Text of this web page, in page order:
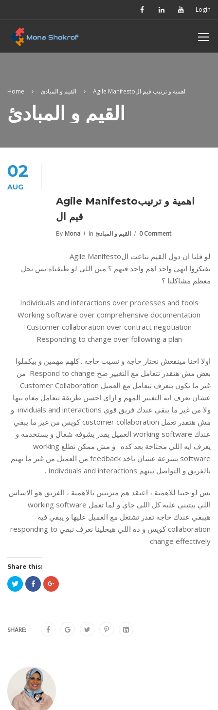
Login
Home القيم و المبادئ Agile Manifestoاهمية و ترتيب قيم ال
القيم و المبادئ
02
AUG
Agile Manifestoاهمية و ترتيب
قيم ال
By Mona In القيم و المبادئ 0 Comment
لو قلنا ان دول القيم بتاعت الAgile Manifesto
تفتكروا انهي واحد اهم واحد فيهم ؟ مين اللي لو طبقناه بس نحل
معظم مشاكلنا ؟
Individuals and interactions over processes and tools
Working software over comprehensive documentation
Customer collaboration over contract negotiation
Responding to change over following a plan
اولا احنا مينفعش نختار حاجة و نسيب حاجة ..كلهم مهمين و بيكملوا
بعض
مش هتقدر تتعامل مع التغيير صح Respond to change من
غير ما تكون بتعرف تتعامل مع العميل Customer Collaboration
عشان تعرف ايه التغيير المهم و ازاي احسن طريقة تتعامل معاه بيها
ولا من غير ما يبقي عندك فريق قوي inviduals and interactions
و
مش هتقدر تعمل customer collaboration كويس من غير ما يبقي
عندك working software العميل يقدر يشوفه شغال و يستخدمه و
يعرف ايه اللي محتاجة بعد كده . و مش ممكن تطلع working
software بسرعة عشان تاخد feedback من العميل من غير ما تهتم
بالفريق و التواصل بينهم Indivduals and interactions .
بس لو جينا للاهمية ، اعتقد هم مترتبين بالاهمية ، الفريق هو الاساس
اللي بيتبني عليه كل اللي جاي و لما تعمل working software
هيبقي عندك حاجة تقدر تشتغل مع العميل عليها و يبقي فيه
collaboration كويس و ده اللي هيخلينا نعرف نبقي responding to
change effectively
Share this:
Click
to
share
window)
Click
to
share
window)
Click
to
window)
SHARE: